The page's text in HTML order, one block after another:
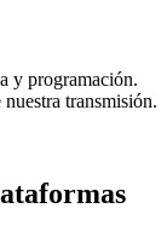
y programación.
transmisión.